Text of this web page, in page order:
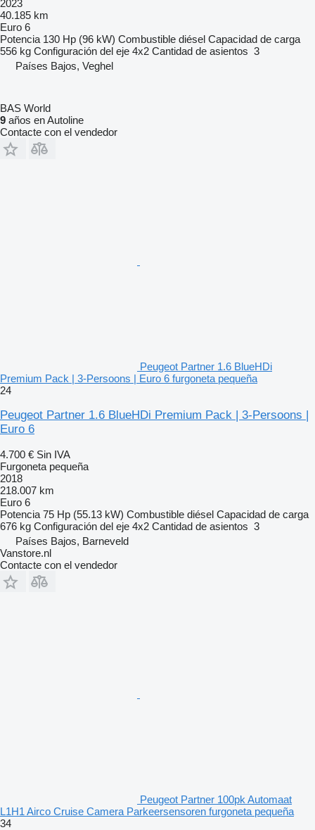
2023
40.185 km
Euro 6
Potencia 130 Hp (96 kW) Combustible diésel Capacidad de carga
556 kg Configuración del eje 4x2 Cantidad de asientos 3
Países Bajos, Veghel
BAS World
9 años en Autoline
Contacte con el vendedor
Peugeot Partner 1.6 BlueHDi
Premium Pack | 3-Persoons | Euro 6 furgoneta pequeña
24
Peugeot Partner 1.6 BlueHDi Premium Pack | 3-Persoons |
Euro 6
4.700 € Sin IVA
Furgoneta pequeña
2018
218.007 km
Euro 6
Potencia 75 Hp (55.13 kW) Combustible diésel Capacidad de carga
676 kg Configuración del eje 4x2 Cantidad de asientos 3
Países Bajos, Barneveld
Vanstore.nl
Contacte con el vendedor
Peugeot Partner 100pk Automaat
L1H1 Airco Cruise Camera Parkeersensoren furgoneta pequeña
34